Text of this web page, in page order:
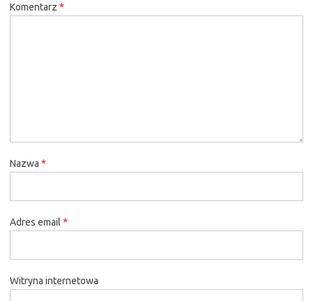
Komentarz *
Nazwa *
Adres email *
Witryna internetowa